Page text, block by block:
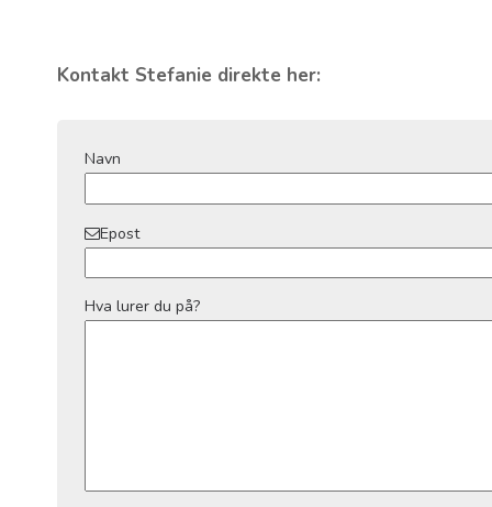
Kontakt Stefanie direkte her:
Navn
Epost
Hva lurer du på?